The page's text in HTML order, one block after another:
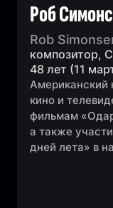
Роб
Rob
композитор,
48 лет (11
Американский
кино и
фильмам
а также
дней лета» в